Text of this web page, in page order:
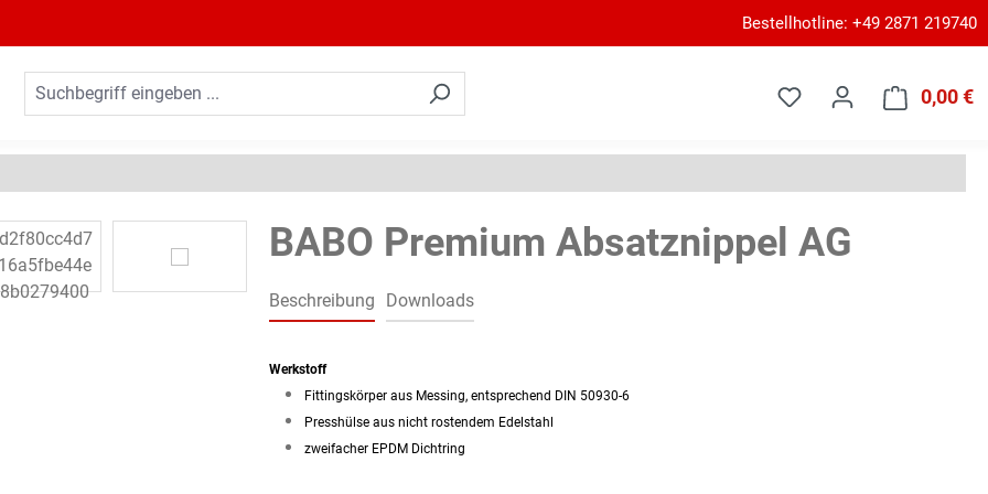
Bestellhotline: +49 2871 219740
0,00 €
BABO Premium Absatznippel AG
Beschreibung Downloads
Werkstoff
Fittingskörper aus Messing, entsprechend DIN 50930-6
Presshülse aus nicht rostendem Edelstahl
zweifacher EPDM Dichtring